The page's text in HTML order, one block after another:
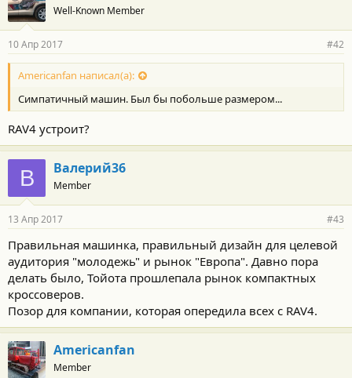
Well-Known Member
10 Апр 2017 #42
Americanfan написал(а):
Симпатичный машин. Был бы побольше размером...
RAV4 устроит?
В Валерий36
Member
13 Апр 2017 #43
Правильная машинка, правильный дизайн для целевой
аудитория "молодежь" и рынок "Европа". Давно пора
делать было, Тойота прошлепала рынок компактных
кроссоверов.
Позор для компании, которая опередила всех с RAV4.
Americanfan
Member